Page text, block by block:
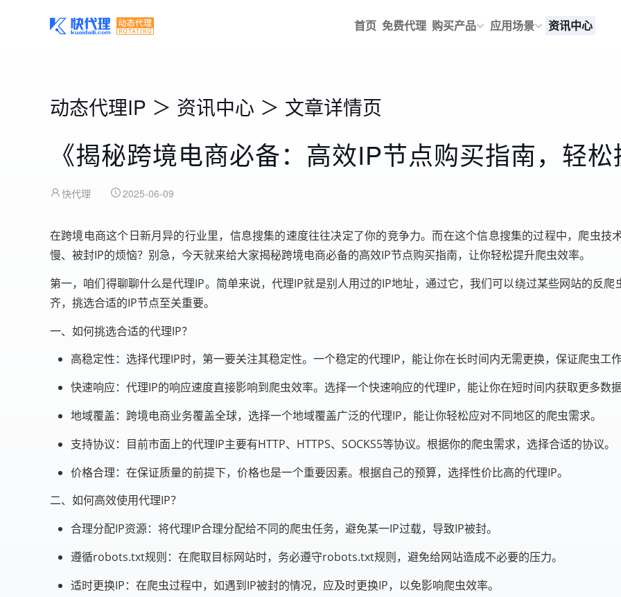
首页 免费代理 购买产品 应用场景 资讯中心
动态代理IP ＞ 资讯中心 ＞ 文章详情页
《揭秘跨境电商必备：高效IP节点购买指南，轻松
快代理 2025-06-09
在跨境电商这个日新月异的行业里，信息搜集的速度往往决定了你的竞争力。而在这个信息搜集的过程中，爬虫技
慢、被封IP的烦恼？别急，今天就来给大家揭秘跨境电商必备的高效IP节点购买指南，让你轻松提升爬虫效率。
第一，咱们得聊聊什么是代理IP。简单来说，代理IP就是别人用过的IP地址，通过它，我们可以绕过某些网站的反
齐，挑选合适的IP节点至关重要。
一、如何挑选合适的代理IP？
高稳定性：选择代理IP时，第一要关注其稳定性。一个稳定的代理IP，能让你在长时间内无需更换，保证爬虫工作
快速响应：代理IP的响应速度直接影响到爬虫效率。选择一个快速响应的代理IP，能让你在短时间内获取更多数据
地域覆盖：跨境电商业务覆盖全球，选择一个地域覆盖广泛的代理IP，能让你轻松应对不同地区的爬虫需求。
支持协议：目前市面上的代理IP主要有HTTP、HTTPS、SOCKS5等协议。根据你的爬虫需求，选择合适的协议。
价格合理：在保证质量的前提下，价格也是一个重要因素。根据自己的预算，选择性价比高的代理IP。
二、如何高效使用代理IP？
合理分配IP资源：将代理IP合理分配给不同的爬虫任务，避免某一IP过载，导致IP被封。
遵循robots.txt规则：在爬取目标网站时，务必遵守robots.txt规则，避免给网站造成不必要的压力。
适时更换IP：在爬虫过程中，如遇到IP被封的情况，应及时更换IP，以免影响爬虫效率。